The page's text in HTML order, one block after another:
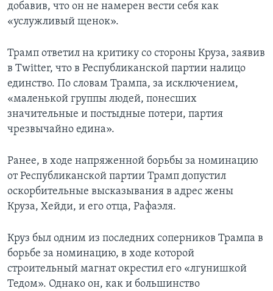
добавив, что он не намерен вести себя как
«услужливый щенок».
Трамп ответил на критику со стороны Круза, заявив
в Twitter, что в Республиканской партии налицо
единство. По словам Трампа, за исключением,
«маленькой группы людей, понесших
значительные и постыдные потери, партия
чрезвычайно едина».
Ранее, в ходе напряженной борьбы за номинацию
от Республиканской партии Трамп допустил
оскорбительные высказывания в адрес жены
Круза, Хейди, и его отца, Рафаэля.
Круз был одним из последних соперников Трампа в
борьбе за номинацию, в ходе которой
строительный магнат окрестил его «лгунишкой
Тедом». Однако он, как и большинство